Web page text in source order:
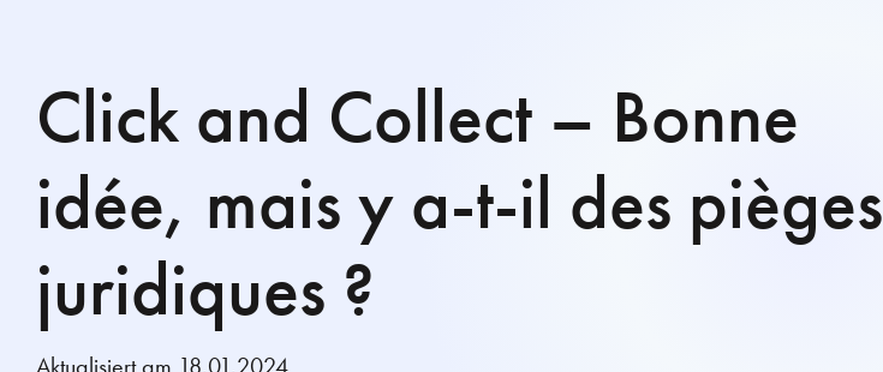
Click and Collect – Bonne
idée, mais y a-t-il des pièges
juridiques ?